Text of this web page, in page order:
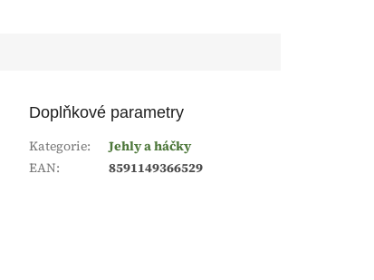
Doplňkové parametry
Kategorie:
Jehly a háčky
EAN: 8591149366529